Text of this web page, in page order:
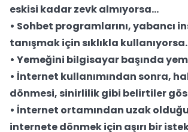
eskisi kadar zevk almıyorsa…
• Sohbet programlarını, yabancı
tanışmak için sıklıkla
• Yemeğini bilgisayar başında
• İnternet kullanımından sonra,
dönmesi, sinirlilik gibi belirtiler
• İnternet ortamından uzak
internete dönmek için aşırı bir